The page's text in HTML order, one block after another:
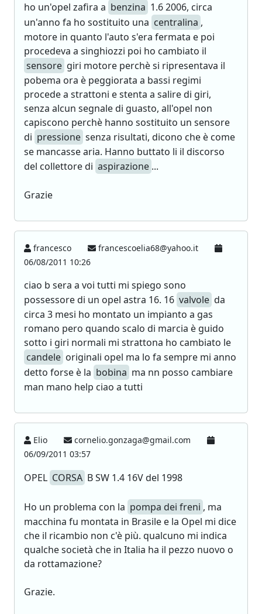
ho un'opel zafira a benzina 1.6 2006, circa
un'anno fa ho sostituito una centralina ,
motore in quanto l'auto s'era fermata e poi
procedeva a singhiozzi poi ho cambiato il
sensore giri motore perchè si ripresentava il
pobema ora è peggiorata a bassi regimi
procede a strattoni e stenta a salire di giri,
senza alcun segnale di guasto, all'opel non
capiscono perchè hanno sostituito un sensore
di pressione senza risultati, dicono che è come
se mancasse aria. Hanno buttato li il discorso
del collettore di aspirazione ...
Grazie
francesco
francescoelia68@yahoo.it
06/08/2011 10:26
ciao b sera a voi tutti mi spiego sono
possessore di un opel astra 16. 16 valvole da
circa 3 mesi ho montato un impianto a gas
romano pero quando scalo di marcia è guido
sotto i giri normali mi strattona ho cambiato le
candele originali opel ma lo fa sempre mi anno
detto forse è la bobina ma nn posso cambiare
man mano help ciao a tutti
Elio
cornelio.gonzaga@gmail.com
06/09/2011 03:57
OPEL CORSA B SW 1.4 16V del 1998
Ho un problema con la pompa dei freni , ma
macchina fu montata in Brasile e la Opel mi dice
che il ricambio non c'è più. qualcuno mi indica
qualche società che in Italia ha il pezzo nuovo o
da rottamazione?
Grazie.